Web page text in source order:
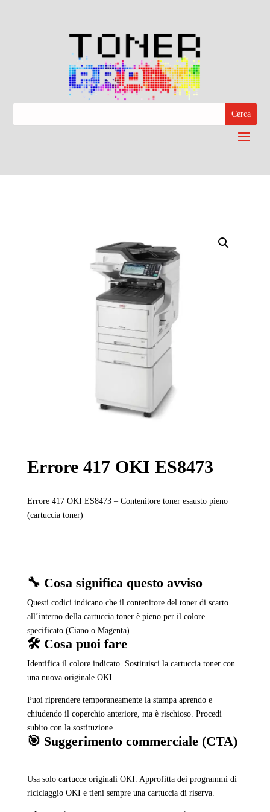
Errore 417 OKI ES8473
Errore 417 OKI ES8473 – Contenitore toner esausto pieno
(cartuccia toner)
🔧 Cosa significa questo avviso
Questi codici indicano che il contenitore del toner di scarto
all’interno della cartuccia toner è pieno per il colore
specificato (Ciano o Magenta).
🛠️ Cosa puoi fare
Identifica il colore indicato. Sostituisci la cartuccia toner con
una nuova originale OKI.
Puoi riprendere temporaneamente la stampa aprendo e
chiudendo il coperchio anteriore, ma è rischioso. Procedi
subito con la sostituzione.
🎯 Suggerimento commerciale (CTA)
Usa solo cartucce originali OKI. Approfitta dei programmi di
riciclaggio OKI e tieni sempre una cartuccia di riserva.